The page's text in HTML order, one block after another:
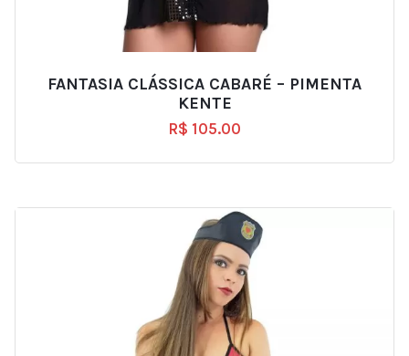
FANTASIA CLÁSSICA CABARÉ – PIMENTA
KENTE
R$ 105.00